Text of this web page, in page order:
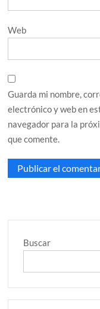
Web
Guarda mi nombre,
electrónico y web en
navegador para la
que comente.
Buscar